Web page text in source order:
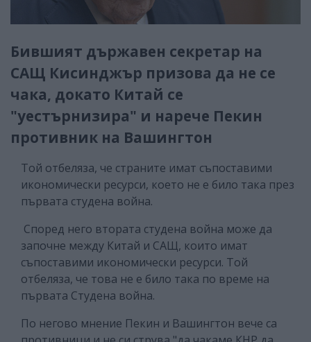
Бившият държавен секретар на
САЩ Кисинджър призова да не се
чака, докато Китай се
"уестърнизира" и нарече Пекин
противник на Вашингтон
Той отбеляза, че страните имат съпоставими
икономически ресурси, което не е било така през
първата студена война.
Според него втората студена война може да
започне между Китай и САЩ, които имат
съпоставими икономически ресурси. Той
отбеляза, че това не е било така по време на
първата Студена война.
По негово мнение Пекин и Вашингтон вече са